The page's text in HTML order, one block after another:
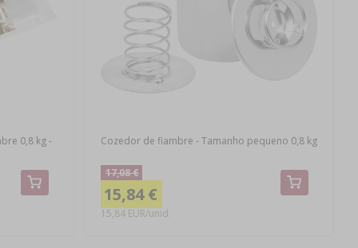
0,8 kg - Cozedor de fiambre - Tamanho pequeno 0,8 kg
17,08 €
15,84 €
15,84 EUR/unid.